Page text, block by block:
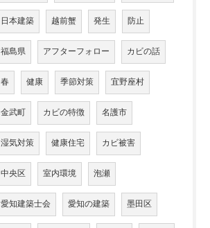
日本建築 越前蟹 発生 防止
福島県 アフターフォロー カビの話
春 健康 季節対策 宜野座村
金武町 カビの特徴 名護市
湿気対策 健康住宅 カビ被害
中央区 室内環境 泡瀬
愛知建築士会 愛知の建築 墨田区